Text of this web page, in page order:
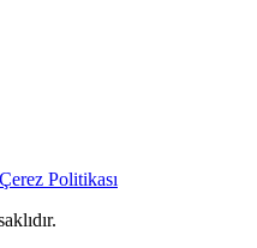
Çerez Politikası